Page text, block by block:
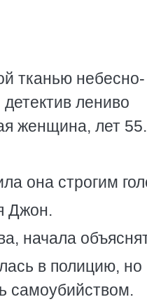
тканью небесно-
лениво
женщина, лет 55.
она строгим
Джон.
начала
в полицию,
самоубийством.